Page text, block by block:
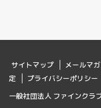
サイトマップ メールマ
定
プライバシーポリシー
一般社団法人 ファインクラ